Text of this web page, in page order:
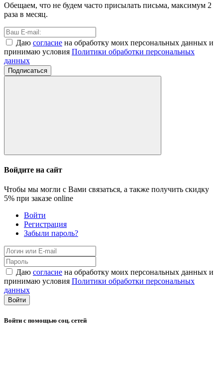
Обещаем, что не будем часто присылать письма, максимум 2
раза в месяц.
Даю согласие на обработку моих персональных данных и
принимаю условия Политики обработки персональных
данных
Подписаться
Войдите на сайт
Чтобы мы могли с Вами связаться, а также получить скидку
5% при заказе online
Войти
Регистрация
Забыли пароль?
Даю согласие на обработку моих персональных данных и
принимаю условия Политики обработки персональных
данных
Войти
Войти с помощью соц. сетей